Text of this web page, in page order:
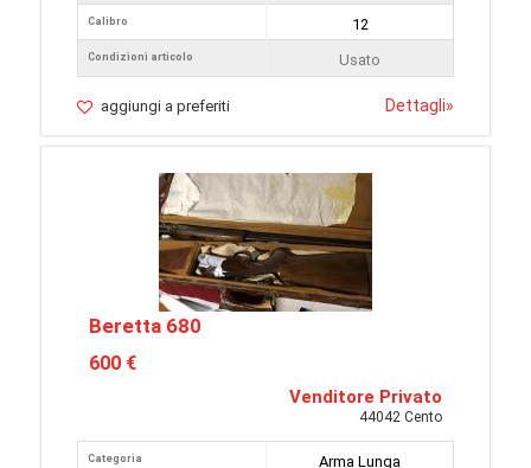
Calibro
Condizioni articolo
12
Usato
aggiungi a preferiti Dettagli»
Beretta 680
600 €
Venditore Privato
44042 Cento
Categoria
Arma Lunga